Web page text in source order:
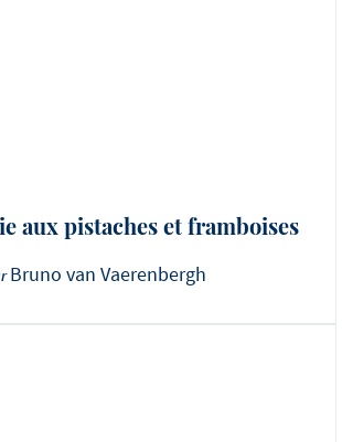
aux pistaches et framboises
Bruno van Vaerenbergh